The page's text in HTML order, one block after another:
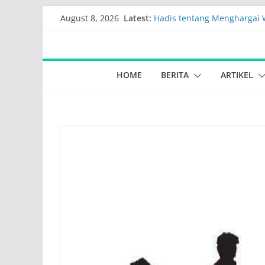
August 8, 2026 Latest: Hadis tentang Menghargai
Kumpulan hadist kultum
HOME BERITA ARTIKEL